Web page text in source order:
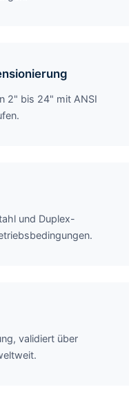
2" bis 24" mit ANSI
und Duplex-
validiert über